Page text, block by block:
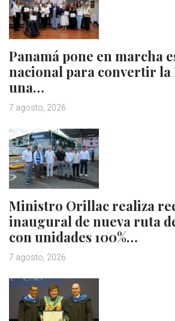
Panamá pone en marcha
nacional para convertir la
una…
7 agosto, 2026
Ministro Orillac realiza
inaugural de nueva ruta
con unidades 100%…
7 agosto, 2026